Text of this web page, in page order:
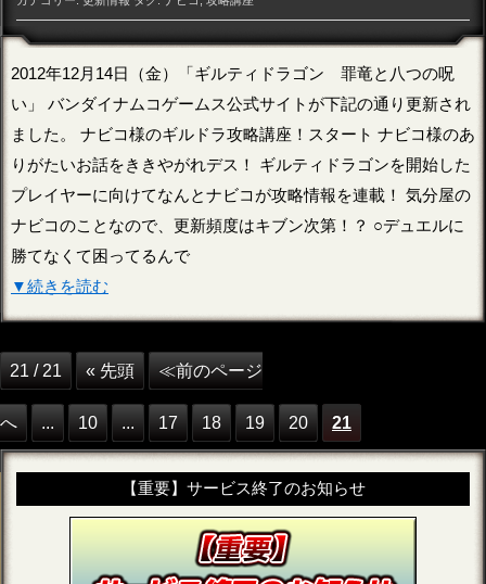
2012年12月14日（金）「ギルティドラゴン 罪竜と八つの呪
い」 バンダイナムコゲームス公式サイトが下記の通り更新され
ました。 ナビコ様のギルドラ攻略講座！スタート ナビコ様のあ
りがたいお話をききやがれデス！ ギルティドラゴンを開始した
プレイヤーに向けてなんとナビコが攻略情報を連載！ 気分屋の
ナビコのことなので、更新頻度はキブン次第！？ ○デュエルに
勝てなくて困ってるんで
▼続きを読む
21 / 21 « 先頭 ≪前のページ
へ ... 10 ... 17 18 19 20 21
【重要】サービス終了のお知らせ